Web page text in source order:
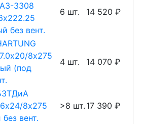
3308
без вент.
6 шт. 14 520 ₽
8х275
(под
4 шт. 14 070 ₽
8х275
вент.
>8 шт. 17 390 ₽